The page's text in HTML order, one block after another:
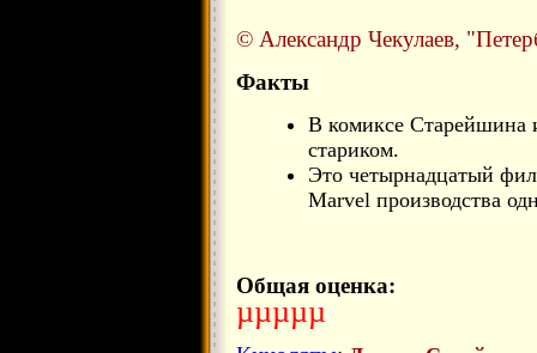
© Александр Чекулаев,
Факты
В комиксе Старейшина
стариком.
Это четырнадцатый
Marvel производства
Общая оценка:
µµµµµ